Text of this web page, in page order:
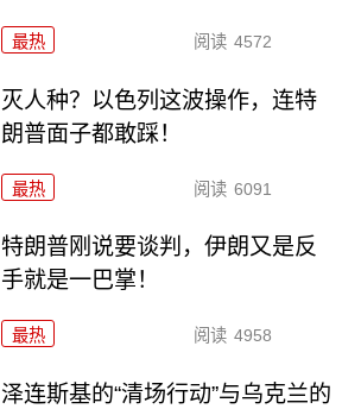
最热 阅读 4572
灭人种？以色列这波操作，连特
朗普面子都敢踩！
最热 阅读 6091
特朗普刚说要谈判，伊朗又是反
手就是一巴掌！
最热 阅读 4958
泽连斯基的“清场行动”与乌克兰的